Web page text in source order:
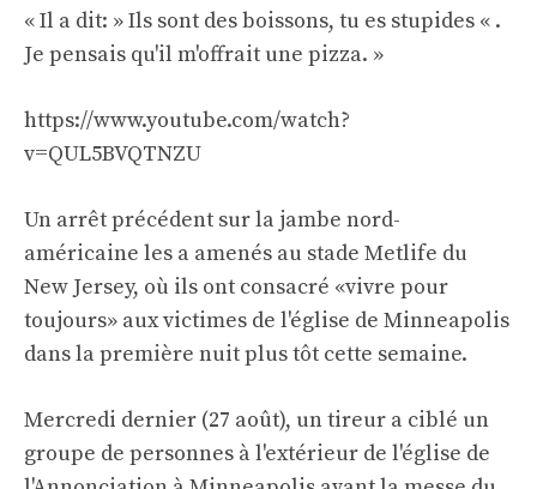
« Il a dit: » Ils sont des boissons, tu es stupides « .
Je pensais qu'il m'offrait une pizza. »
https://www.youtube.com/watch?
v=QUL5BVQTNZU
Un arrêt précédent sur la jambe nord-
américaine les a amenés au stade Metlife du
New Jersey, où ils ont consacré «vivre pour
toujours» aux victimes de l'église de Minneapolis
dans la première nuit plus tôt cette semaine.
Mercredi dernier (27 août), un tireur a ciblé un
groupe de personnes à l'extérieur de l'église de